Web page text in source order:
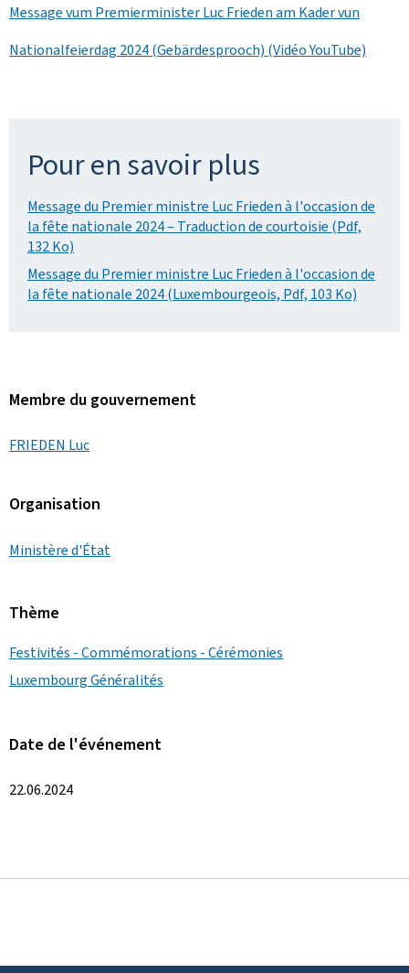
Message vum Premierminister Luc Frieden am Kader vun
Nationalfeierdag 2024 (Gebärdesprooch) (Vidéo YouTube)
Pour en savoir plus
Message du Premier ministre Luc Frieden à l'occasion de
la fête nationale 2024 – Traduction de courtoisie (Pdf,
132 Ko)
Message du Premier ministre Luc Frieden à l'occasion de
la fête nationale 2024 (Luxembourgeois, Pdf, 103 Ko)
Membre du gouvernement
FRIEDEN Luc
Organisation
Ministère d'État
Thème
Festivités - Commémorations - Cérémonies
Luxembourg Généralités
Date de l'événement
22.06.2024